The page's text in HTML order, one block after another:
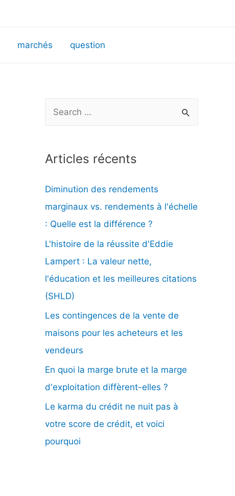
marchés question
h
r
c
h
e
r
:
Articles récents
Diminution des rendements
marginaux vs. rendements à l'échelle
: Quelle est la différence ?
L'histoire de la réussite d'Eddie
Lampert : La valeur nette,
l'éducation et les meilleures citations
(SHLD)
Les contingences de la vente de
maisons pour les acheteurs et les
vendeurs
En quoi la marge brute et la marge
d'exploitation diffèrent-elles ?
Le karma du crédit ne nuit pas à
votre score de crédit, et voici
pourquoi